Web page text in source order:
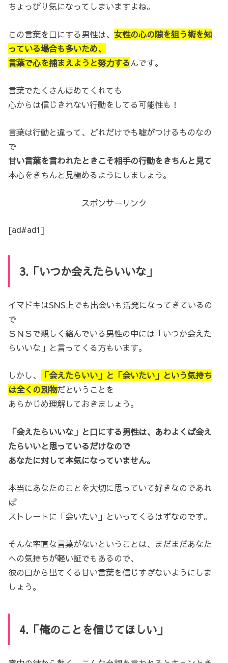
ちょっぴり気になってしまいますよね。
この言葉を口にする男性は、女性の心の隙を狙う術を知
っている場合も多いため、
言葉で心を捕まえようと努力するんです。
言葉でたくさんほめてくれても
心からは信じきれない行動をしてる可能性も！
言葉は行動と違って、どれだけでも嘘がつけるものなの
で
甘い言葉を言われたときこそ相手の行動をきちんと見て
本心をきちんと見極めるようにしましょう。
スポンサーリンク
[ad#ad1]
3.「いつか会えたらいいな」
イマドキはSNS上でも出会いも活発になってきているの
で
ＳＮＳで親しく絡んでいる男性の中には「いつか会えた
らいいな」と言ってくる方もいます。
しかし、
「会えたらいい」と「会いたい」という気持ち
は全くの別物だということを
あらかじめ理解しておきましょう。
「会えたらいいな」と口にする男性は、あわよくば会え
たらいいと思っているだけなので
あなたに対して本気になっていません。
本当にあなたのことを大切に思っていて好きなのであれ
ば
ストレートに「会いたい」といってくるはずなのです。
そんな率直な言葉がないということは、まだまだあなた
への気持ちが軽い証でもあるので、
彼の口から出てくる甘い言葉を信じすぎないようにしま
しょう。
4.「俺のことを信じてほしい」